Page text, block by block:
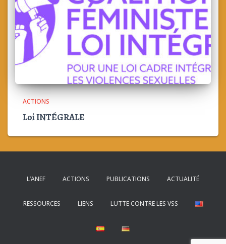
ACTIONS
Loi INTÉGRALE
L’ANEF ACTIONS PUBLICATIONS ACTUALITÉ
RESSOURCES LIENS LUTTE CONTRE LES VSS